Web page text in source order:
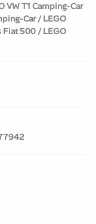
VW T1 Camping-Car
Car / LEGO
Fiat 500 / LEGO